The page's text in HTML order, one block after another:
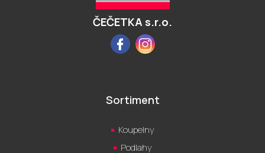
ČEČETKA s.r.o.
FacebookInstagram
Sortiment
Koupelny
Podlahy